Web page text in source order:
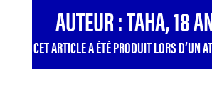
AUTEUR : TAHA, 18
CET ARTICLE A ÉTÉ PRODUIT LORS D’UN